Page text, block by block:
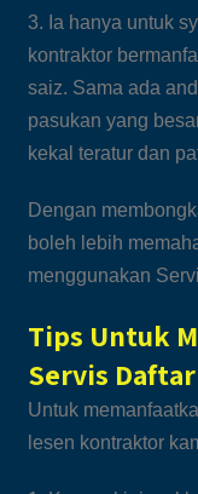
3. Ia hanya untuk
kontraktor
saiz. Sama ada
pasukan yang
kekal teratur dan
Dengan
boleh lebih
menggunakan
Tips Untuk
Servis
Untuk
lesen kontraktor